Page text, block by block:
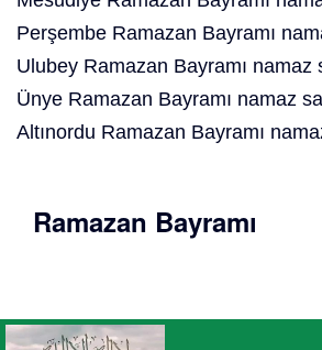
Perşembe Ramazan Bayramı
Ulubey Ramazan Bayramı namaz
Ünye Ramazan Bayramı namaz
Altınordu Ramazan Bayramı
Ramazan Bayramı